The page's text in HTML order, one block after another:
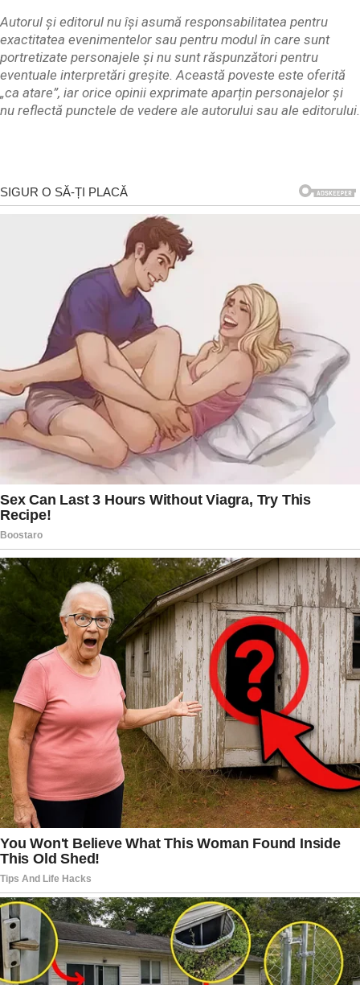
Autorul și editorul nu își asumă responsabilitatea pentru
exactitatea evenimentelor sau pentru modul în care sunt
portretizate personajele și nu sunt răspunzători pentru
eventuale interpretări greșite. Această poveste este oferită
„ca atare”, iar orice opinii exprimate aparțin personajelor și
nu reflectă punctele de vedere ale autorului sau ale editorului.